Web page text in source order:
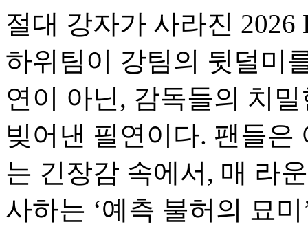
절대 강자가 사라진
하위팀이 강팀의 뒷덜미
연이 아닌, 감독들의 치
빚어낸 필연이다. 팬들은
는 긴장감 속에서, 매 라
사하는 ‘예측 불허의 묘